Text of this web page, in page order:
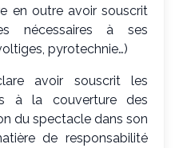
en outre avoir souscrit
nécessaires à ses
pyrotechnie…)
avoir souscrit les
à la couverture des
du spectacle dans son
de responsabilité